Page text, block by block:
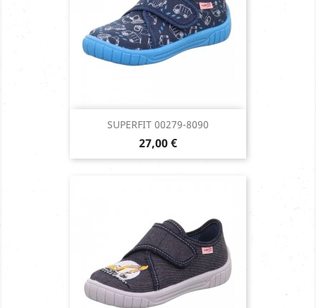
SUPERFIT 00279-8090
Prix
27,00 €